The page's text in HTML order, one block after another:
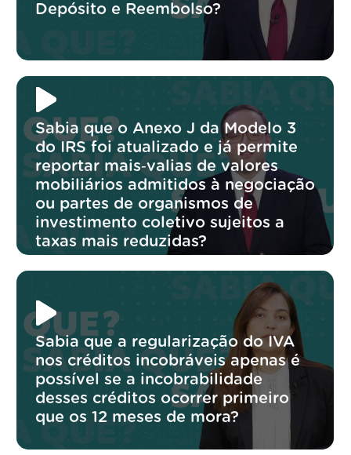
Depósito e Reembolso?
Sabia que o Anexo J da Modelo 3
do IRS foi atualizado e já permite
reportar mais‑valias de valores
mobiliários admitidos à negociação
ou partes de organismos de
investimento coletivo sujeitos a
taxas mais reduzidas?
Sabia que a regularização do IVA
nos créditos incobráveis apenas é
possível se a incobrabilidade
desses créditos ocorrer primeiro
que os 12 meses de mora?